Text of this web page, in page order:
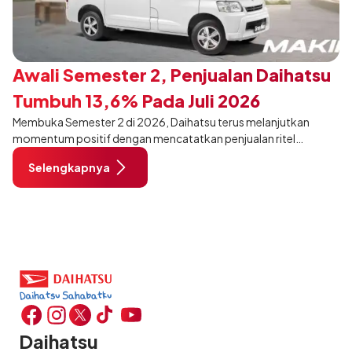
Awali Semester 2, Penjualan Daihatsu
Tumbuh 13,6% Pada Juli 2026
Membuka Semester 2 di 2026, Daihatsu terus melanjutkan
momentum positif dengan mencatatkan penjualan ritel
sebanyak 12.750 unit pada Juli 2026. Capaian tersebut tumbuh
13,6% dibandingkan periode yang sama tahun lalu sebanyak
11.220 unit, dan tetap stabil dibandingkan bulan Juni 2026 lalu.
Selengkapnya
Daihatsu